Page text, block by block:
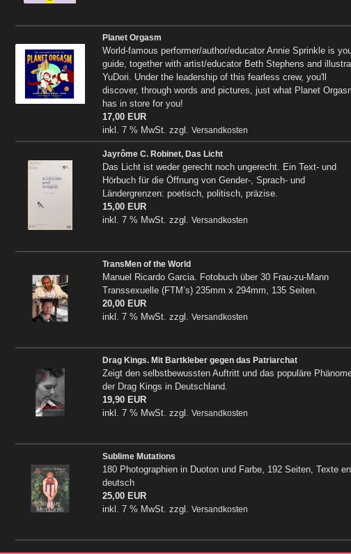
Planet Orgasm
World-famous performer/author/educator Annie Sprinkle is
guide, together with artist/educator Beth Stephens and
YuDori. Under the leadership of this fearless crew, you'll
discover, through words and pictures, just what Planet
has in store for you!
17,00 EUR
inkl. 7 % MwSt. zzgl.
Versandkosten
Jayrôme C. Robinet, Das Licht
Das Licht ist weder gerecht noch ungerecht. Ein Text- und
Hörbuch für die Öffnung von Gender-, Sprach- und
Ländergrenzen: poetisch, politisch, präzise.
15,00 EUR
inkl. 7 % MwSt. zzgl.
Versandkosten
TransMen of the World
Manuel Ricardo Garcia. Fotobuch über 30 Frau-zu-Mann
Transsexuelle (FTM’s) 235mm x 294mm, 135 Seiten.
20,00 EUR
inkl. 7 % MwSt. zzgl.
Versandkosten
Drag Kings. Mit Bartkleber gegen das Patriarchat
Zeigt den selbstbewussten Auftritt und das populäre
der Drag Kings in Deutschland.
19,90 EUR
inkl. 7 % MwSt. zzgl.
Versandkosten
Sublime Mutations
180 Photographien in Duoton und Farbe, 192 Seiten, Texte
deutsch
25,00 EUR
inkl. 7 % MwSt. zzgl.
Versandkosten